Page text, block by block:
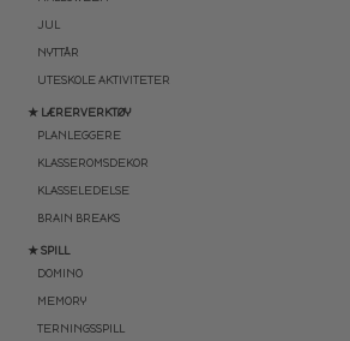
JUL
NYTTÅR
UTESKOLE AKTIVITETER
★ LÆRERVERKTØY
PLANLEGGERE
KLASSEROMSDEKOR
KLASSELEDELSE
BRAIN BREAKS
★ SPILL
DOMINO
MEMORY
TERNINGSSPILL